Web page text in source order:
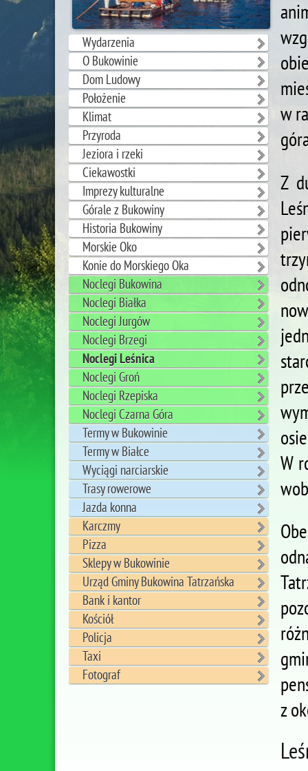
Wydarzenia
O Bukowinie
Dom Ludowy
Położenie
Klimat
Przyroda
Jeziora i rzeki
Ciekawostki
Imprezy kulturalne
Górale z Bukowiny
Historia Bukowiny
Morskie Oko
Konie do Morskiego Oka
Noclegi Bukowina
Noclegi Białka
Noclegi Jurgów
Noclegi Brzegi
Noclegi Leśnica
Noclegi Groń
Noclegi Rzepiska
Noclegi Czarna Góra
Termy w Bukowinie
Termy w Białce
Wyciągi narciarskie
Trasy rowerowe
Jazda konna
Karczmy
Pizza
Sklepy w Bukowinie
Urząd Gminy Bukowina Tatrzańska
Bank i kantor
Kościół
Policja
Taxi
Fotograf
w
Z
W
z